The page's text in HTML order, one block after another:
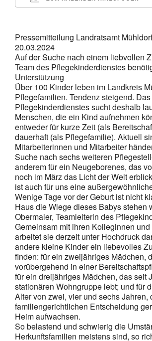
Pressemitteilung Landratsamt Mühldorf
20.03.2024
Auf der Suche nach einem liebvollen
Team des Pflegekinderdienstes
Unterstützung
Über 100 Kinder leben im Landkreis
Pflegefamilien. Tendenz steigend.
Pflegekinderdienstes sucht deshalb
Menschen, die ein Kind aufnehmen
entweder für kurze Zeit (als
dauerhaft (als Pflegefamilie). Aktuell
Mitarbeiterinnen und Mitarbeiter
Suche nach sechs weiteren
anderem für ein Neugeborenes, das
noch im März das Licht der Welt
ist auch für uns eine
Wenige Tage vor der Geburt ist nicht
Haus die Wiege dieses Babys stehen
Obermaier, Teamleiterin des
Gemeinsam mit ihren Kolleginnen
arbeitet sie derzeit unter Hochdruck
andere kleine Kinder ein liebevolles
finden: für ein zweijähriges Mädchen,
vorübergehend in einer
für ein dreijähriges Mädchen, das seit
stationären Wohngruppe lebt; und für
Alter von zwei, vier und sechs Jahren,
familiengerichtlichen Entscheidung
Heim aufwachsen.
So belastend und schwierig die
Herkunftsfamilien meistens sind, so